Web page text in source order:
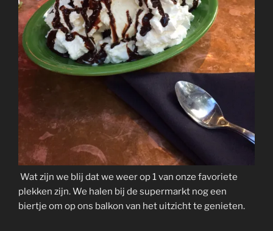
Wat zijn we blij dat we weer op 1 van onze favoriete
plekken zijn. We halen bij de supermarkt nog een
biertje om op ons balkon van het uitzicht te genieten.